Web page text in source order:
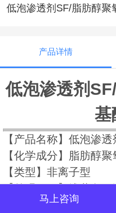
低泡渗透剂SF/脂肪醇聚
产品详情
低泡渗透剂
基
【产品名称】低泡渗
【化学成分】脂肪醇
【类型】非离子型
【活性物含量】≥99%
马上咨询